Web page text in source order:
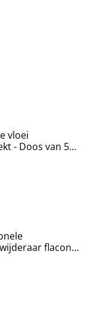
vloei
- Doos van 50
flacon